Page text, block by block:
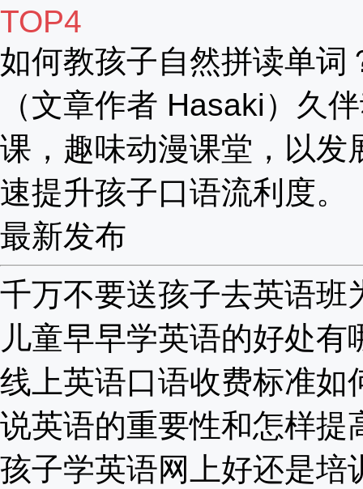
TOP4
如何教孩子自然拼读单词
（文章作者 Hasaki）久
课，趣味动漫课堂，以发
速提升孩子口语流利度。
最新发布
千万不要送孩子去英语班
儿童早早学英语的好处有
线上英语口语收费标准如
说英语的重要性和怎样提
孩子学英语网上好还是培